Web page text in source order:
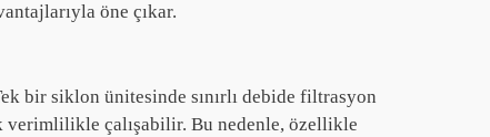
öne çıkar.
bir siklon ünitesinde sınırlı debide filtrasyon
verimlilikle çalışabilir. Bu nedenle, özellikle